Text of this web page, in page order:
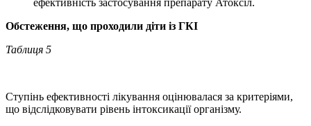
ефективність застосування препарату Атоксіл.
Обстеження, що проходили діти із ГКІ
Таблиця 5
Ступінь ефективності лікування оцінювалася за критеріями,
що відслідковувати рівень інтоксикації організму.